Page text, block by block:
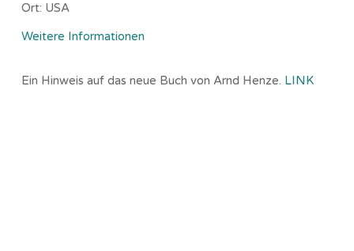
Ort: USA
Weitere Informationen
Ein Hinweis auf das neue Buch von Arnd Henze. LINK